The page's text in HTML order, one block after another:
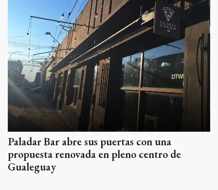
Paladar Bar abre sus puertas con una
propuesta renovada en pleno centro de
Gualeguay